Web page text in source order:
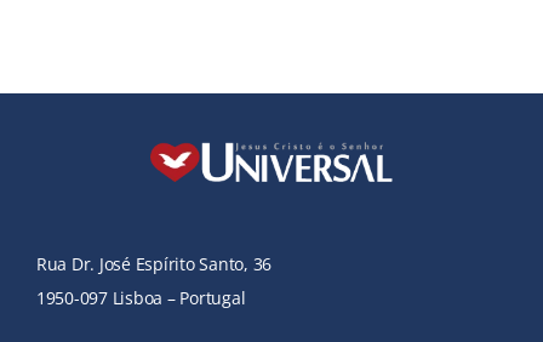
Rua Dr. José Espírito Santo, 36
1950-097 Lisboa – Portugal